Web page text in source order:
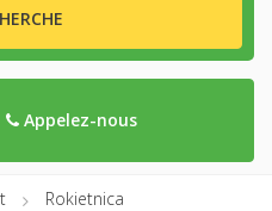
Appelez-nous
Rokietnica